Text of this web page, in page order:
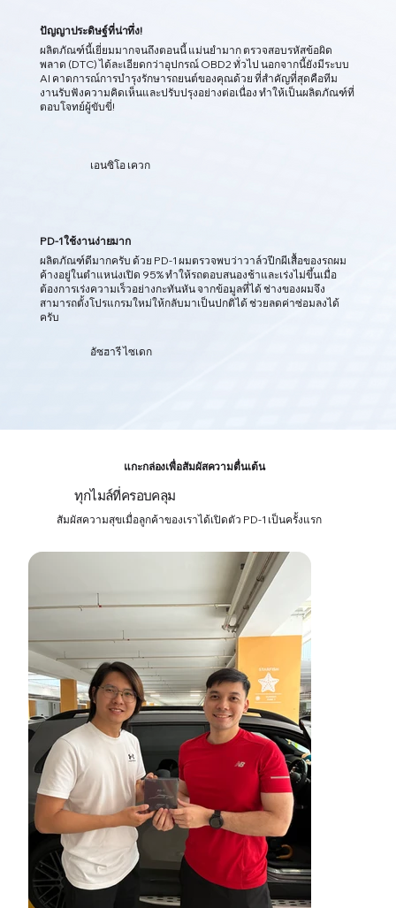
PD-1 ใช้ AI ในการวิเคราะห์ข้อมูลยานยนต์แบบเรียลไทม์ ตรวจจับ
รูปแบบที่ซ่อนอยู่ และคาดการณ์ปัญหาที่อาจเกิดขึ้นก่อนที่จะเกิด
ขึ้นจริง ทำให้คุณได้รับข้อมูลเชิงลึกที่ชาญฉลาดกว่า
การติดตามค่าใช้จ่ายเกี่ยวกับรถยนต์อย่าง
ติดตามสถานะรถของคุณได้อย่างง่ายดาย—ติดตามค่าใช้จ่าย
ตรวจสอบสภาพรถ และเข้าถึงบันทึกการบำรุงรักษาที่ผ่านมาได้ใน
ที่เดียว
ปัญญาประดิษฐ์ที่น่าทึ่ง!
ผลิตภัณฑ์นี้เยี่ยมมากจนถึงตอนนี้ แม่นยำมาก ตรวจสอบรหัสข้อผิด
พลาด (DTC) ได้ละเอียดกว่าอุปกรณ์ OBD2 ทั่วไป นอกจากนี้ยังมีระบบ
AI คาดการณ์การบำรุงรักษารถยนต์ของคุณด้วย ที่สำคัญที่สุดคือทีม
งานรับฟังความคิดเห็นและปรับปรุงอย่างต่อเนื่อง ทำให้เป็นผลิตภัณฑ์ที่
ตอบโจทย์ผู้ขับขี่!
เอนซิโอ เควก
PD-1 ใช้งานง่ายมาก
ผลิตภัณฑ์ดีมากครับ ด้วย PD-1 ผมตรวจพบว่าวาล์วปีกผีเสื้อของรถผม
ค้างอยู่ในตำแหน่งเปิด 95% ทำให้รถตอบสนองช้าและเร่งไม่ขึ้นเมื่อ
ต้องการเร่งความเร็วอย่างกะทันหัน จากข้อมูลที่ได้ ช่างของผมจึง
สามารถตั้งโปรแกรมใหม่ให้กลับมาเป็นปกติได้ ช่วยลดค่าซ่อมลงได้
ครับ
อัซฮารี ไซเดก
แกะกล่องเพื่อสัมผัสความตื่นเต้น
ทุกไมล์ที่ครอบคลุม
สัมผัสความสุขเมื่อลูกค้าของเราได้เปิดตัว PD-1 เป็นครั้งแรก